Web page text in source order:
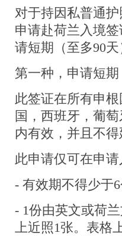
对于持因私普通
申请赴荷兰入境
请短期（至多90
第一种，申请短
此签证在所有申
国，西班牙，葡
内有效，并且不
此申请仅可在申
- 有效期不得少于6
- 1份由英文或荷
上近照1张。表格